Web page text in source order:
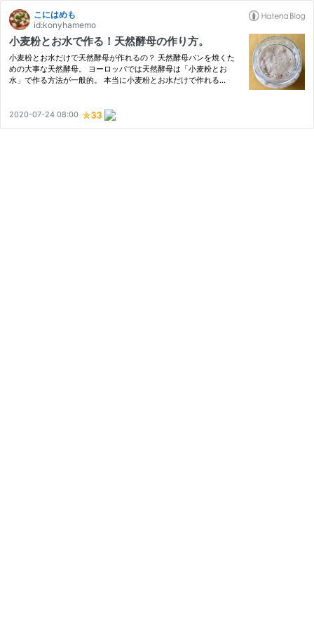
こにはめも
id:konyhamemo
小麦粉とお水で作る！天然酵母の作り方。
小麦粉とお水だけで天然酵母が作れるの？ 天然酵母パンを焼くた
めの大事な天然酵母。 ヨーロッパでは天然酵母は「小麦粉とお
水」で作る方法が一般的。 本当に小麦粉とお水だけで作れる
んなこ…
2020-07-24 08:00